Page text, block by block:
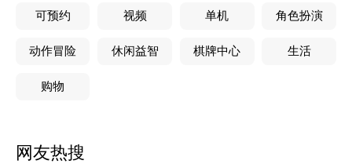
可预约 视频 单机 角色扮演
动作冒险 休闲益智 棋牌中心 生活
购物
网友热搜